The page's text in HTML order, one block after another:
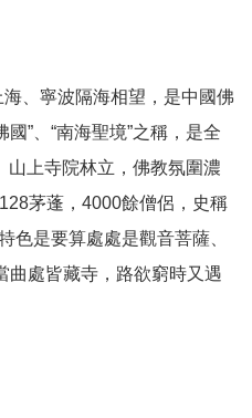
、寧波隔海相望，是中國佛
”、“南海聖境”之稱，是全
山上寺院林立，佛教氛圍濃
茅蓬，4000餘僧侶，史稱
色是要算處處是觀音菩薩、
曲處皆藏寺，路欲窮時又遇